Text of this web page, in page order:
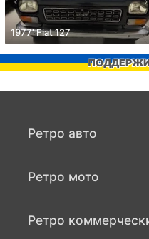
1977' Fiat 127
Ретро авто
Ретро мото
Ретро